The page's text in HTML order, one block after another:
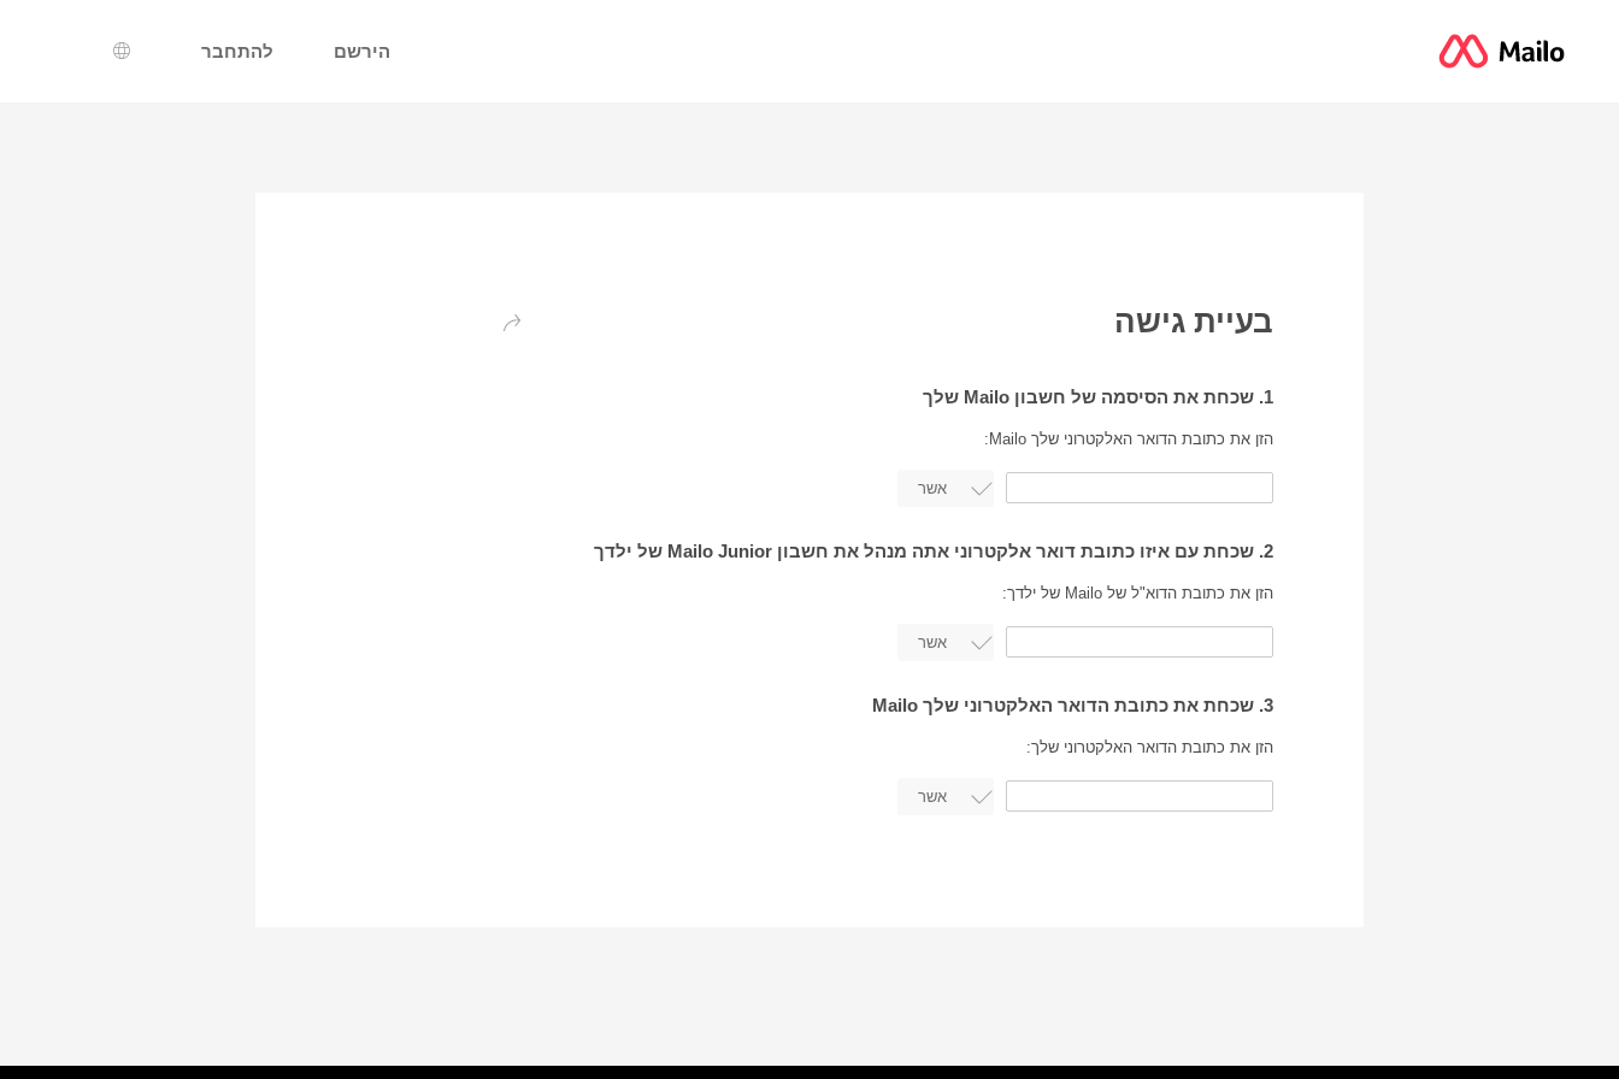
הירשם להתחבר
בחירת שפה
בעיית גישה חזרה
1. שכחת את הסיסמה של חשבון Mailo שלך
הזן את כתובת הדואר האלקטרוני שלך Mailo:
2. שכחת עם איזו כתובת דואר אלקטרוני אתה מנהל את חשבון Mailo Junior של ילדך
הזן את כתובת הדוא"ל של Mailo של ילדך:
3. שכחת את כתובת הדואר האלקטרוני שלך Mailo
הזן את כתובת הדואר האלקטרוני שלך: